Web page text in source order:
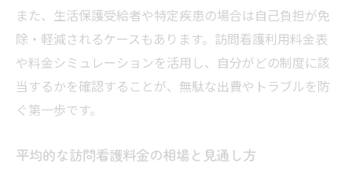
か
加算要素が訪問看護利用料金に与える影響
長時間訪問や夜間加算の仕組みとポイント
訪問看護ステーションの料金加算の注意点
訪問看護ステーションで加算される主な項
また、生活保護受給者や特定疾患の場合は自己負担が免
除・軽減されるケースもあります。訪問看護利用料金表
や料金シミュレーションを活用し、自分がどの制度に該
当するかを確認することが、無駄な出費やトラブルを防
ぐ第一歩です。
平均的な訪問看護料金の相場と見通し方